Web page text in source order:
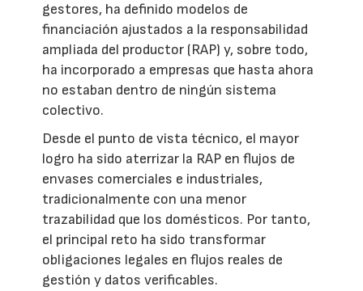
gestores, ha definido modelos de
financiación ajustados a la responsabilidad
ampliada del productor (RAP) y, sobre todo,
ha incorporado a empresas que hasta ahora
no estaban dentro de ningún sistema
colectivo.
Desde el punto de vista técnico, el mayor
logro ha sido aterrizar la RAP en flujos de
envases comerciales e industriales,
tradicionalmente con una menor
trazabilidad que los domésticos. Por tanto,
el principal reto ha sido transformar
obligaciones legales en flujos reales de
gestión y datos verificables.